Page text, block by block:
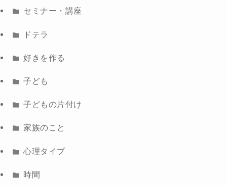
セミナー・講座
ドテラ
好きを作る
子ども
子どもの片付け
家族のこと
心理タイプ
時間